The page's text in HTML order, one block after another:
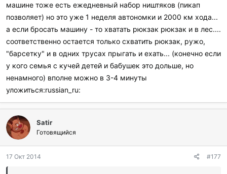
машине тоже есть ежедневный набор ништяков (пикап
позволяет) но это уже 1 неделя автономки и 2000 км хода...
а если бросать машину - то хватать рюкзак рюкзак и в лес....
соответственно остается только схватить рюкзак, ружо,
"барсетку" и в одних трусах прыгать и ехать... (конечно если
у кого семья с кучей детей и бабушек это дольше, но
ненамного) вполне можно в 3-4 минуты
уложиться:russian_ru:
Satir
Готовящийся
17 Окт 2014 #177